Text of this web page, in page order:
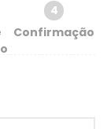
4
Confirmação